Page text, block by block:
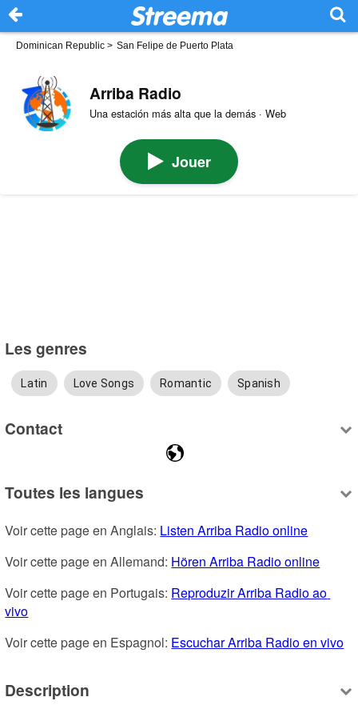
Dominican Republic > San Felipe de Puerto Plata
Arriba Radio
Una estación más alta que la demás · Web
Jouer
Les genres
Latin Love Songs Romantic Spanish
Contact
Toutes les langues
Voir cette page en Anglais: Listen Arriba Radio online
Voir cette page en Allemand: Hören Arriba Radio online
Voir cette page en Portugais: Reproduzir Arriba Radio ao
vivo
Voir cette page en Espagnol: Escuchar Arriba Radio en vivo
Description